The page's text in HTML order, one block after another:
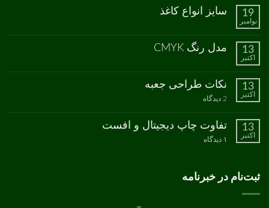
چاپ
ثبت
نشده
19
نوامبر
سایز انواع کاغذ
سایز
نشده
13
اکتبر
مدل رنگ CMYK
مدل
CMYK
ثبت
نشده
13
اکتبر
نکات طراحی جعبه
2 دیدگاه
برای
جعبه
13
اکتبر
تفاوت چاپ دیجیتال و افست
۱ دیدگاه
برای
افست
ثبت‌نام در خبرنامه